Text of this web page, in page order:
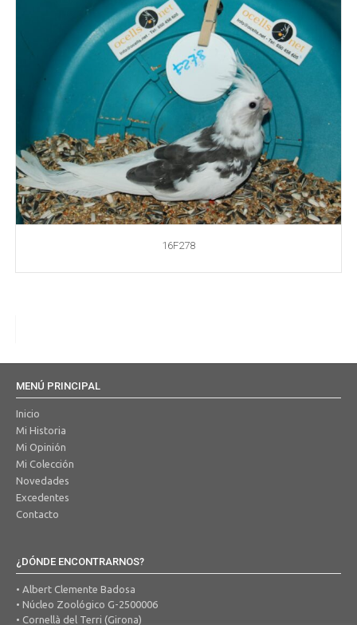
16F278
MENÚ PRINCIPAL
Inicio
Mi Historia
Mi Opinión
Mi Colección
Novedades
Excedentes
Contacto
¿DÓNDE ENCONTRARNOS?
• Albert Clemente Badosa
• Núcleo Zoológico G-2500006
• Cornellà del Terri (Girona)